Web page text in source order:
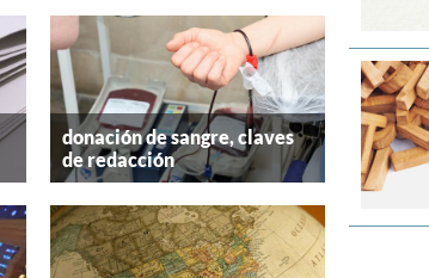
donación de sangre, claves
de redacción